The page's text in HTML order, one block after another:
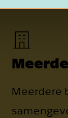
Meerdere